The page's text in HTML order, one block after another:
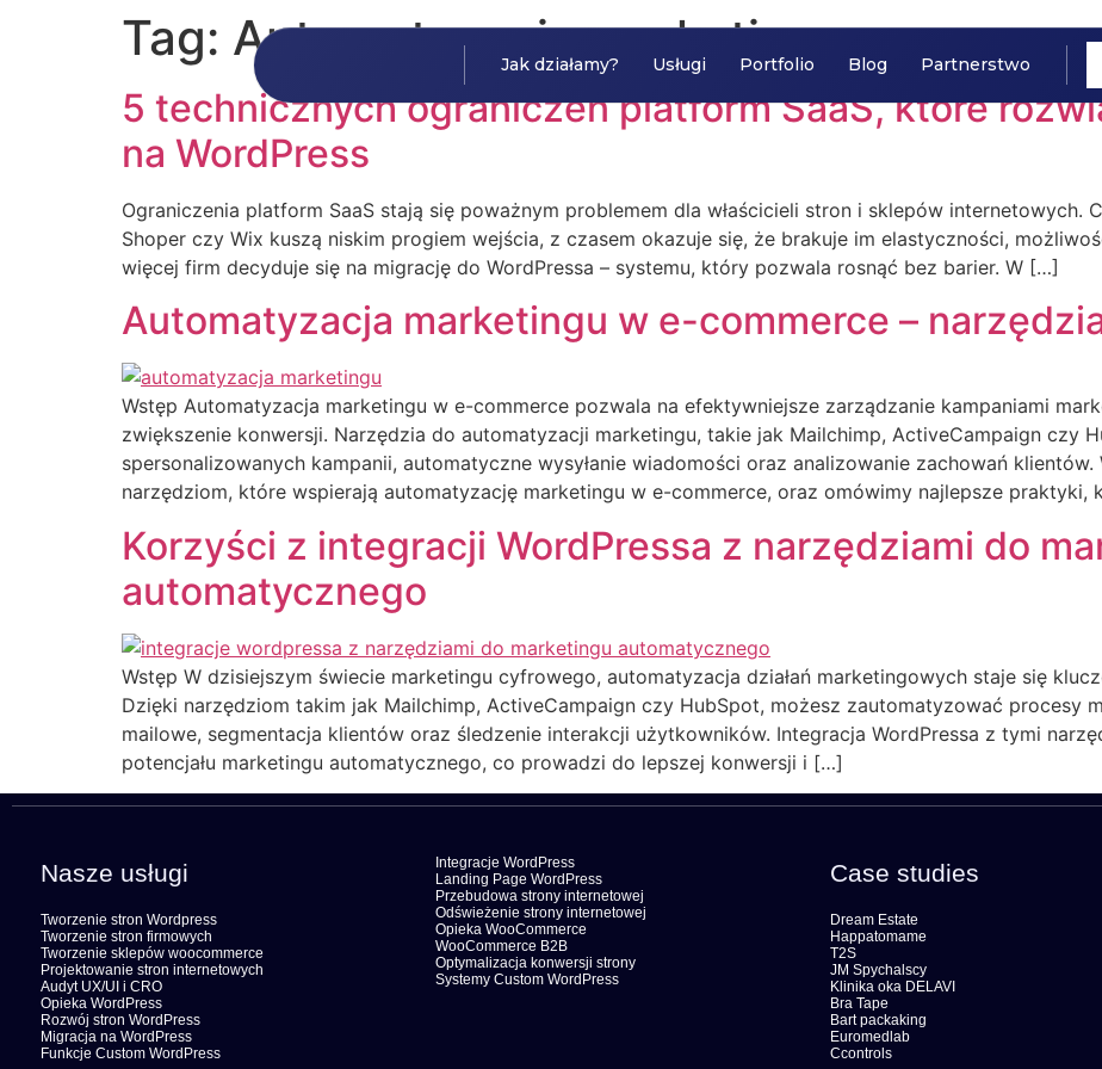
Jak działamy? Usługi Portfolio Blog Partnerstwo
Tag: Automatyzacja marketingu
5 technicznych ograniczeń platform SaaS, które
na WordPress
Ograniczenia platform SaaS stają się poważnym problemem dla właścicieli stron i sklepów internetowych.
Shoper czy Wix kuszą niskim progiem wejścia, z czasem okazuje się, że brakuje im elastyczności,
więcej firm decyduje się na migrację do WordPressa – systemu, który pozwala rosnąć bez barier. W […]
Automatyzacja marketingu w e-commerce –
Wstęp Automatyzacja marketingu w e-commerce pozwala na efektywniejsze zarządzanie kampaniami
zwiększenie konwersji. Narzędzia do automatyzacji marketingu, takie jak Mailchimp, ActiveCampaign czy
spersonalizowanych kampanii, automatyczne wysyłanie wiadomości oraz analizowanie zachowań
narzędziom, które wspierają automatyzację marketingu w e-commerce, oraz omówimy najlepsze praktyki,
Korzyści z integracji WordPressa z narzędziami do
automatycznego
Wstęp W dzisiejszym świecie marketingu cyfrowego, automatyzacja działań marketingowych staje się
Dzięki narzędziom takim jak Mailchimp, ActiveCampaign czy HubSpot, możesz zautomatyzować procesy
mailowe, segmentacja klientów oraz śledzenie interakcji użytkowników. Integracja WordPressa z tymi
potencjału marketingu automatycznego, co prowadzi do lepszej konwersji i […]
Nasze usługi
Tworzenie stron Wordpress
Tworzenie stron firmowych
Tworzenie sklepów woocommerce
Projektowanie stron internetowych
Audyt UX/UI i CRO
Opieka WordPress
Rozwój stron WordPress
Migracja na WordPress
Funkcje Custom WordPress
Integracje WordPress
Landing Page WordPress
Przebudowa strony internetowej
Odświeżenie strony internetowej
Opieka WooCommerce
WooCommerce B2B
Optymalizacja konwersji strony
Systemy Custom WordPress
Case studies
Dream Estate
Happatomame
T2S
JM Spychalscy
Klinika oka DELAVI
Bra Tape
Bart packaking
Euromedlab
Ccontrols